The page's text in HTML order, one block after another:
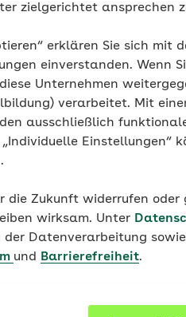
zielgerichtet ansprechen
erklären Sie sich mit
einverstanden. Wenn
Unternehmen
verarbeitet. Mit
ausschließlich
Einstellungen“
die Zukunft widerrufen oder
wirksam. Unter
Datenverarbeitung sowie
und Barrierefreiheit.
auch gerne als
Liebstöckel hat. Ab Mai ist
Glück – Liebstöckel
anpflanzen.